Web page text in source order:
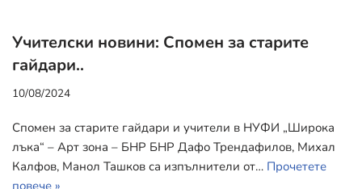
Учителски новини: Спомен за старите
гайдари..
10/08/2024
Спомен за старите гайдари и учители в НУФИ „Широка
лъка“ – Арт зона – БНР БНР Дафо Трендафилов, Михал
Калфов, Манол Ташков са изпълнители от… Прочетете
повече »